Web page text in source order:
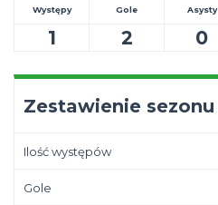
Występy
1
Gole
2
Asysty
0
Zestawienie sezonu
Ilość występów
Gole